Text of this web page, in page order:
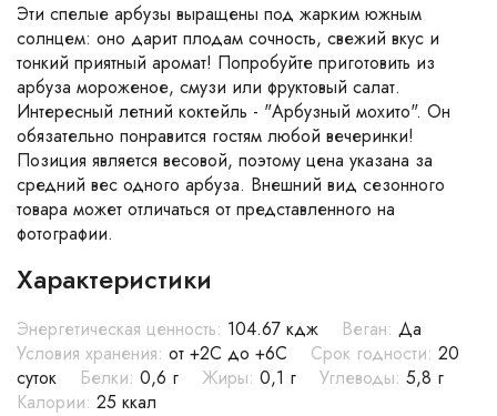
Эти спелые арбузы выращены под жарким южным
солнцем: оно дарит плодам сочность, свежий вкус и
тонкий приятный аромат! Попробуйте приготовить из
арбуза мороженое, смузи или фруктовый салат.
Интересный летний коктейль - "Арбузный мохито". Он
обязательно понравится гостям любой вечеринки!
Позиция является весовой, поэтому цена указана за
средний вес одного арбуза. Внешний вид сезонного
товара может отличаться от представленного на
фотографии.
Характеристики
Энергетическая ценность: 104.67 кдж Веган: Да
Условия хранения: от +2С до +6С Срок годности: 20
суток
Белки: 0,6 г Жиры: 0,1 г Углеводы: 5,8 г
Калории: 25 ккал